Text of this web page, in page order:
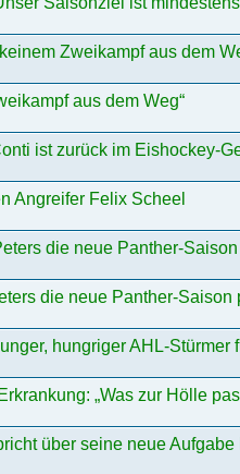
Zweikampf aus dem
aus dem Weg“
ist zurück im Eishockey-
Angreifer Felix Scheel
die neue Panther-
die neue Panther-Saison
hungriger AHL-Stürmer
„Was zur Hölle
über seine neue